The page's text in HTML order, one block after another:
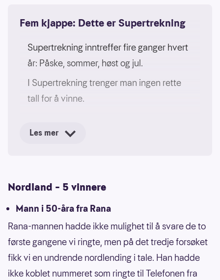
Fem kjappe: Dette er Supertrekning
Supertrekning inntreffer fire ganger hvert
år: Påske, sommer, høst og jul.
I Supertrekning trenger man ingen rette
tall for å vinne.
Hver rekke spilt siden forrige
Supertrekningen eri tillegg
Lotto-trekningen. Det betyr at man også
kan bli millionær dersom man får sju rette
denne kvelden.
Les mer
Nordland – 5 vinnere
Mann i 50-åra fra Rana
Rana-mannen hadde ikke mulighet til å svare de to
første gangene vi ringte, men på det tredje forsøket
fikk vi en undrende nordlending i tale. Han hadde
ikke koblet nummeret som ringte til Telefonen fra